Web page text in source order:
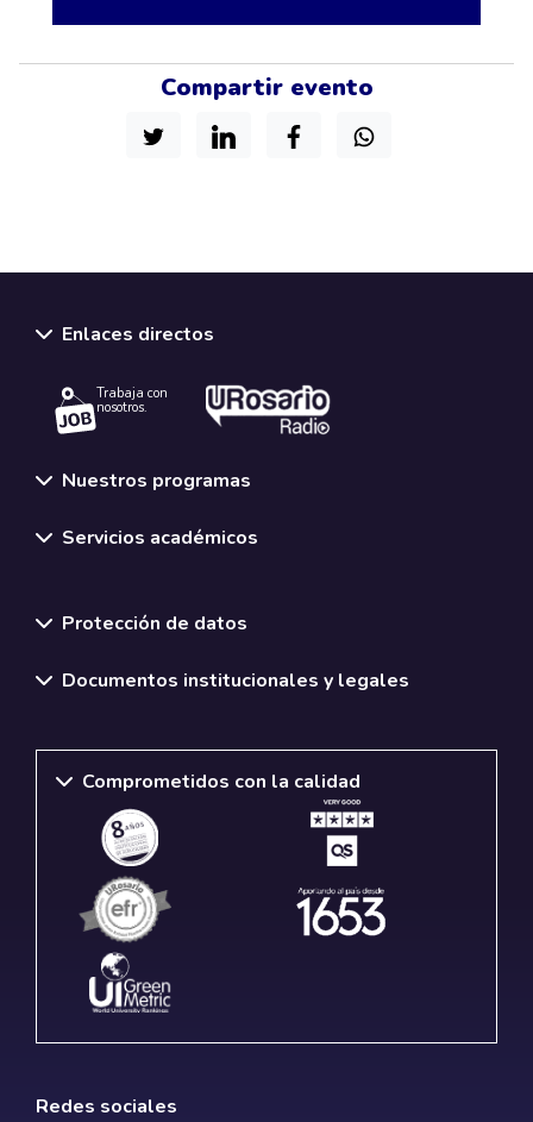
Compartir evento
Enlaces directos
Trabaja con
nosotros.
Nuestros programas
Servicios académicos
Protección de datos
Documentos institucionales y legales
Comprometidos con la calidad
Redes sociales